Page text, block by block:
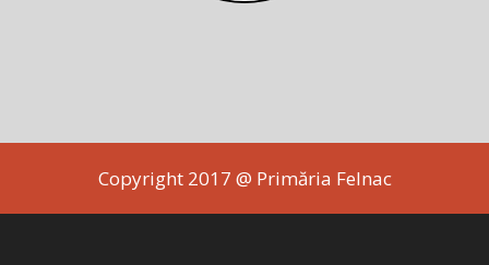
Copyright 2017 @ Primăria Felnac